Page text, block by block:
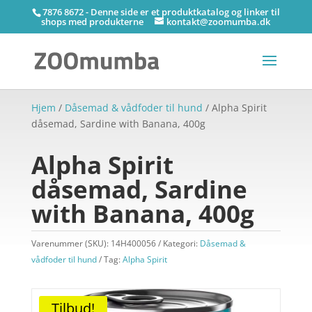
7876 8672 - Denne side er et produktkatalog og linker til
shops med produkterne kontakt@zoomumba.dk
Hjem / Dåsemad & vådfoder til hund / Alpha Spirit
dåsemad, Sardine with Banana, 400g
Alpha Spirit
dåsemad, Sardine
with Banana, 400g
Varenummer (SKU): 14H400056 Kategori: Dåsemad &
vådfoder til hund
Tag:Alpha Spirit
Tilbud!